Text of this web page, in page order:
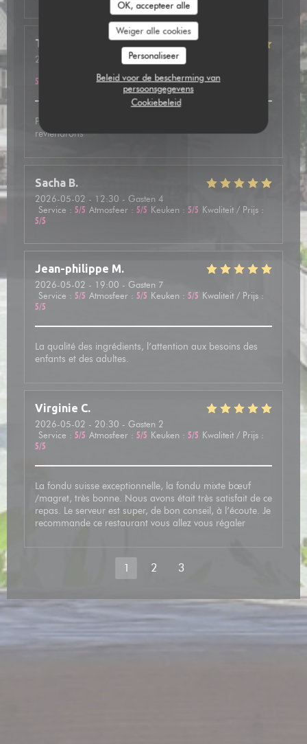
OK, accepteer alle
Weiger alle cookies
Personaliseer
Beleid voor de bescherming van
persoonsgegevens
Cookiebeleid
Thibaut
2026-05-07
- 20:00 - Gasten 3
5
Personnes très chaleureux. Plats délicieux. Nous
reviendrons
Sacha B
2026-05-02 - 12:30 - Gasten 4
Service : 5/5 Atmosfeer : 5/5 Keuken : 5/5 Kwaliteit / Prijs :
5/5
Jean-philippe M
2026-05-02 - 19:00 - Gasten 7
Service : 5/5 Atmosfeer : 5/5 Keuken : 5/5 Kwaliteit / Prijs :
5/5
La qualité des ingrédients, l’attention aux besoins des
enfants et des adultes.
Virginie C
2026-05-02 - 20:30 - Gasten 2
Service : 5/5 Atmosfeer : 5/5 Keuken : 5/5 Kwaliteit / Prijs :
5/5
La fondu suisse exceptionnelle, la fondu mixte bœuf
/magret, très bonne. Nous avons était très satisfait de ce
repas. Le serveur est super, de bon conseil, à l’écoute. Je
recommande ce restaurant vous allez vous régaler
1 2 3